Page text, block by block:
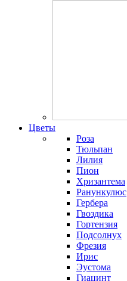
Цветы
Роза
Тюльпан
Лилия
Пион
Хризантема
Ранункулюс
Гербера
Гвоздика
Гортензия
Подсолнух
Фрезия
Ирис
Эустома
Гиацинт